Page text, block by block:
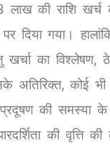
की राशि खर्च
दिया गया।
का विश्लेषण,
अतिरिक्त, कोई
की समस्या के
की वृत्ति की